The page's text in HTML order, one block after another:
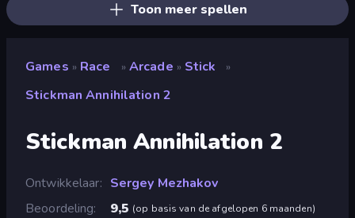
Toon meer spellen
Games » Race » Arcade » Stick »
Stickman Annihilation 2
Stickman Annihilation 2
Ontwikkelaar
Sergey Mezhakov
Beoordeling
9,5 (op basis van de afgelopen 6 maanden)